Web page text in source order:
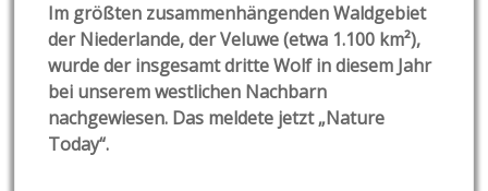
Im größten zusammenhängenden Waldgebiet
der Niederlande, der Veluwe (etwa 1.100 km²),
wurde der insgesamt dritte Wolf in diesem Jahr
bei unserem westlichen Nachbarn
nachgewiesen. Das meldete jetzt „Nature
Today“.